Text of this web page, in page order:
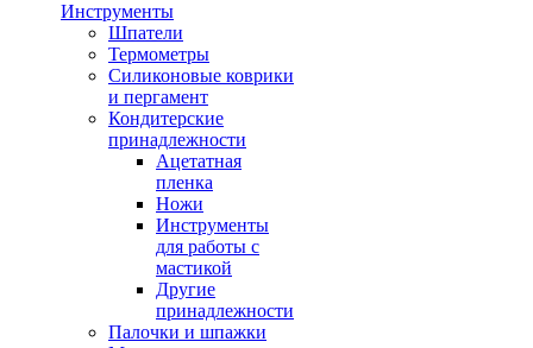
Инструменты
Шпатели
Термометры
Силиконовые коврики
и пергамент
Кондитерские
принадлежности
Ацетатная
пленка
Ножи
Инструменты
для работы с
мастикой
Другие
принадлежности
Палочки и шпажки